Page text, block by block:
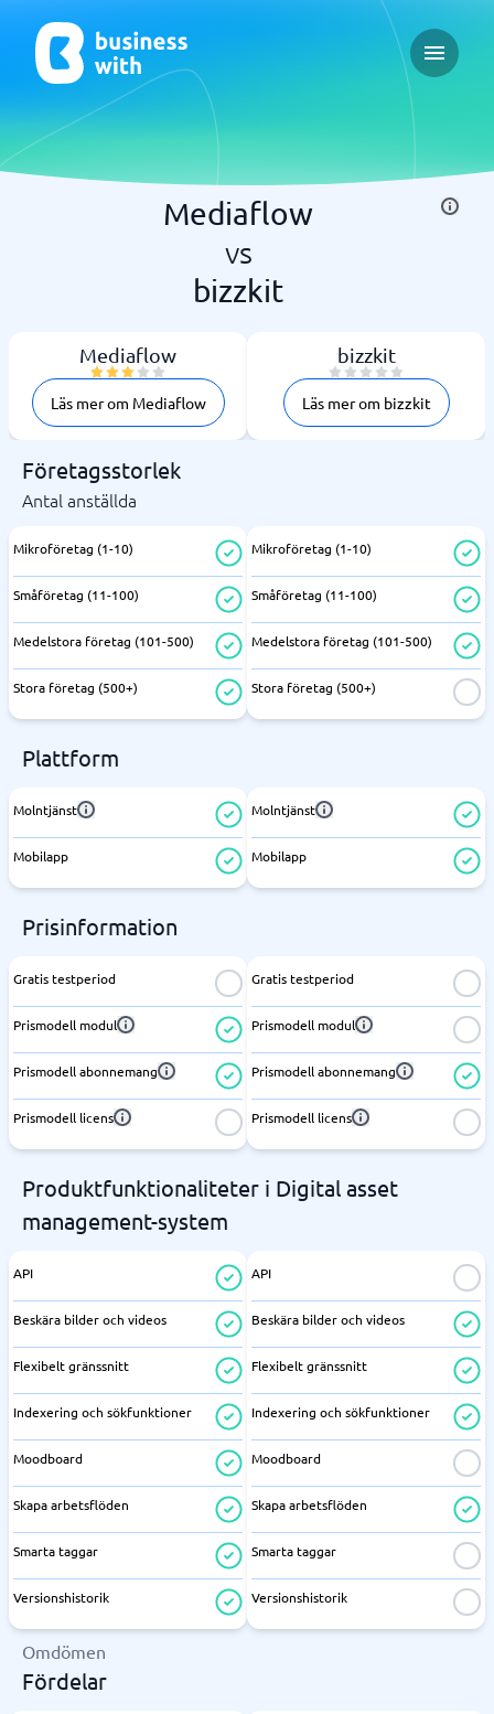
Open
Mediaflow
vs
bizzkit
Mediaflow
Läs mer om Mediaflow
bizzkit
Läs mer om bizzkit
Företagsstorlek
Antal anställda
Mikroföretag (1-10)
Småföretag (11-100)
Medelstora företag (101-500)
Stora företag (500+)
Mikroföretag (1-10)
Småföretag (11-100)
Medelstora företag (101-500)
Stora företag (500+)
Plattform
Molntjänst
Mobilapp
Molntjänst
Mobilapp
Prisinformation
Gratis testperiod
Prismodell modul
Prismodell abonnemang
Prismodell licens
Gratis testperiod
Prismodell modul
Prismodell abonnemang
Prismodell licens
Produktfunktionaliteter i Digital asset
management-system
API
Beskära bilder och videos
Flexibelt gränssnitt
Indexering och sökfunktioner
Moodboard
Skapa arbetsflöden
Smarta taggar
Versionshistorik
API
Beskära bilder och videos
Flexibelt gränssnitt
Indexering och sökfunktioner
Moodboard
Skapa arbetsflöden
Smarta taggar
Versionshistorik
Omdömen
Fördelar